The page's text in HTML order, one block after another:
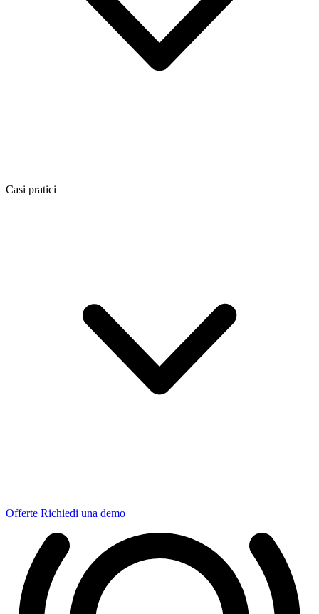
Casi pratici
Offerte Richiedi una demo